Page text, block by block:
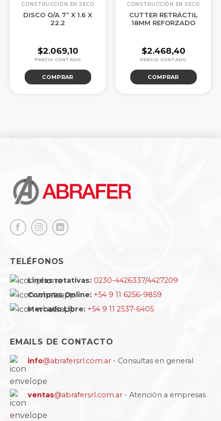
CONSTRUCCIÓN EN SECO
DISCO O/A 7” X 1.6 X
22.2
$2.069,10
COMPRAR
CONSTRUCCIÓN EN SECO
CUTTER RETRÁCTIL
18MM REFORZADO
$2.468,40
COMPRAR
TELÉFONOS
Lineas rotativas: 0230-4426337/4427209
Compras Online: +54 9 11 6256-9859
Mercado Libre: +54 9 11 2537-6405
EMAILS DE CONTACTO
info@abrafersrl.com.ar - Consultas en general
ventas@abrafersrl.com.ar - Atención a empresas